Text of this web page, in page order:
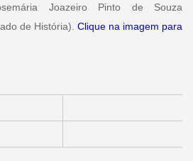
Joazeiro Pinto de Souza
de História).Clique na imagem para